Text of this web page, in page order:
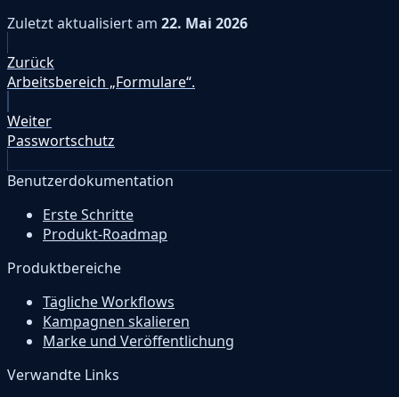
Zuletzt aktualisiertam 22. Mai 2026
Zurück
Arbeitsbereich „Formulare“.
Weiter
Passwortschutz
Benutzerdokumentation
Erste Schritte
Produkt-Roadmap
Produktbereiche
Tägliche Workflows
Kampagnen skalieren
Marke und Veröffentlichung
Verwandte Links